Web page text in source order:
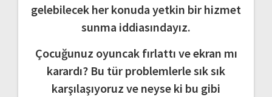
gelebilecek her konuda yetkin bir hizmet
sunma iddiasındayız.
Çocuğunuz oyuncak fırlattı ve ekran mı
karardı? Bu tür problemlerle sık sık
karşılaşıyoruz ve neyse ki bu gibi